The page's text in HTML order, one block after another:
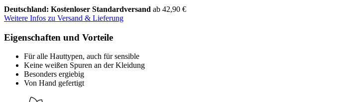
Deutschland: Kostenloser Standardversand ab 42,90 €
Weitere Infos zu Versand & Lieferung
Eigenschaften und Vorteile
Für alle Hauttypen, auch für sensible
Keine weißen Spuren an der Kleidung
Besonders ergiebig
Von Hand gefertigt